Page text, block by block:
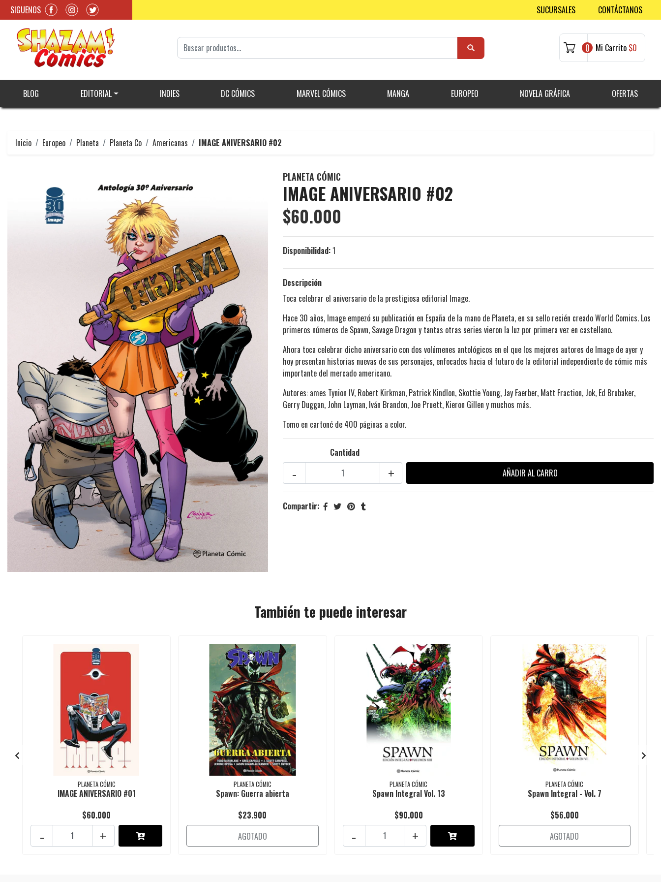
SIGUENOS SUCURSALES CONTÁCTANOS
0 Mi Carrito $0
BLOG EDITORIAL INDIES DC CÓMICS MARVEL CÓMICS MANGA EUROPEO NOVELA GRÁFICA OFERTAS
Inicio Europeo Planeta Planeta Co Americanas IMAGE ANIVERSARIO #02
PLANETA CÓMIC
IMAGE ANIVERSARIO #02
$60.000
Disponibilidad:1
Descripción
Toca celebrar el aniversario de la prestigiosa editorial Image.
Hace 30 años, Image empezó su publicación en España de la mano de Planeta, en su sello recién creado World Comics. Los
primeros números de Spawn, Savage Dragon y tantas otras series vieron la luz por primera vez en castellano.
Ahora toca celebrar dicho aniversario con dos volúmenes antológicos en el que los mejores autores de Image de ayer y
hoy presentan historias nuevas de sus personajes, enfocados hacia el futuro de la editorial independiente de cómic más
importante del mercado americano.
Autores: ames Tynion IV, Robert Kirkman, Patrick Kindlon, Skottie Young, Jay Faerber, Matt Fraction, Jok, Ed Brubaker,
Gerry Duggan, John Layman, Iván Brandon, Joe Pruett, Kieron Gillen y muchos más.
Tomo en cartoné de 400 páginas a color.
Cantidad
+
-
Compartir:
También te puede interesar
PLANETA CÓMIC
IMAGE ANIVERSARIO #01
$60.000
+
-
PLANETA CÓMIC
Spawn: Guerra abierta
$23.900
AGOTADO
PLANETA CÓMIC
Spawn Integral Vol. 13
$90.000
+
-
PLANETA CÓMIC
Spawn Integral - Vol. 7
$56.000
AGOTADO